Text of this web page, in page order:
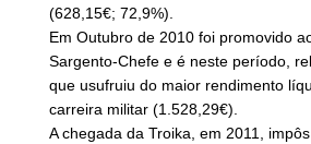
(628,15€; 72,9%).
Em Outubro de 2010 foi promovido
Sargento-Chefe e é neste período,
que usufruiu do maior rendimento
carreira militar (1.528,29€).
A chegada da Troika, em 2011,